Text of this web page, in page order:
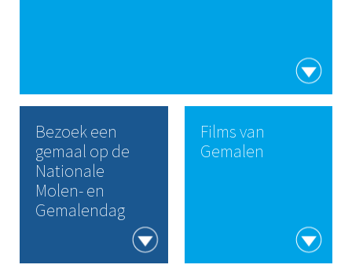
Bezoek een
gemaal op de
Nationale
Molen- en
Gemalendag
Films van
Gemalen